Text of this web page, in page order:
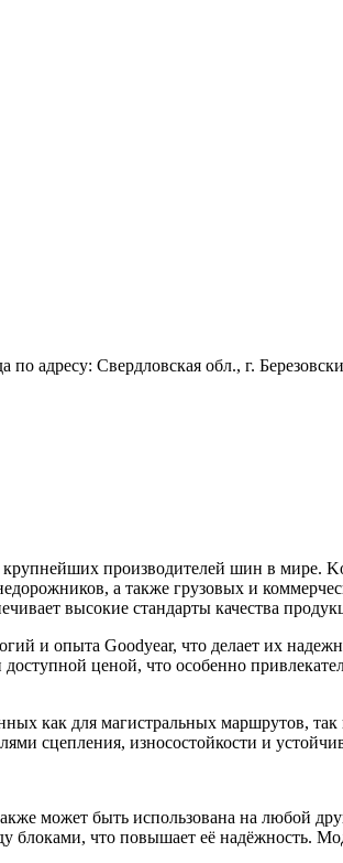
по адресу: Свердловская обл., г.
крупнейших производителей шин в мире.
а также грузовых и
высокие стандарты качества
и опыта Goodyear, что делает их
ценой, что особенно
как для магистральных маршрутов,
сцепления, износостойкости и
может быть использована на любой
что повышает её надёжность.